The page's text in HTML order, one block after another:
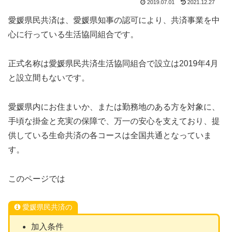
2019.07.01 2021.12.27
愛媛県民共済は、愛媛県知事の認可により、共済事業を中
心に行っている生活協同組合です。
正式名称は愛媛県民共済生活協同組合で設立は2019年4月
と設立間もないです。
愛媛県内にお住まいか、または勤務地のある方を対象に、
手頃な掛金と充実の保障で、万一の安心を支えており、提
供している生命共済の各コースは全国共通となっていま
す。
このページでは
愛媛県民共済の
加入条件